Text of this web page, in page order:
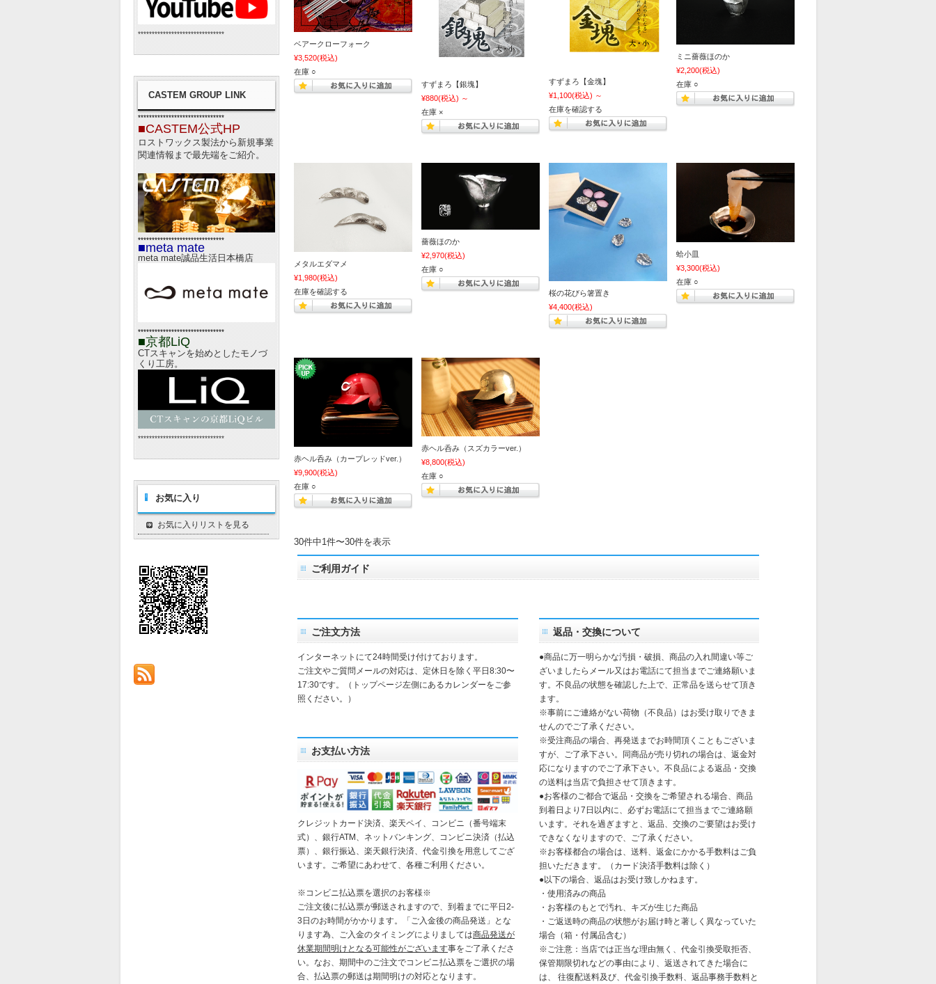
ベアークローフォーク
¥3,520(税込)
在庫 ○
すずまろ【銀塊】
¥880(税込) ～
在庫 ×
すずまろ【金塊】
¥1,100(税込) ～
在庫を確認する
ミニ薔薇ほのか
¥2,200(税込)
在庫 ○
メタルエダマメ
¥1,980(税込)
在庫を確認する
薔薇ほのか
¥2,970(税込)
在庫 ○
桜の花びら箸置き
¥4,400(税込)
蛤小皿
¥3,300(税込)
在庫 ○
赤ヘル呑み（カープレッドver.）
¥9,900(税込)
在庫 ○
赤ヘル呑み（スズカラーver.）
¥8,800(税込)
在庫 ○
30件中1件〜30件を表示
ご利用ガイド
ご注文方法
インターネットにて24時間受け付けております。
ご注文やご質問メールの対応は、定休日を除く平日8:30〜
17:30です。（トップページ左側にあるカレンダーをご参
照ください。）
お支払い方法
クレジットカード決済、楽天ペイ、コンビニ（番号端末
式）、銀行ATM、ネットバンキング、コンビニ決済（払込
票）、銀行振込、楽天銀行決済、代金引換を用意してござ
います。ご希望にあわせて、各種ご利用ください。
※コンビニ払込票を選択のお客様※
ご注文後に払込票が郵送されますので、到着までに平日2-
3日のお時間がかかります。「 ご入金後の商品発送」とな
ります為、ご入金のタイミングによりましては商品発送が
休業期間明けとなる可能性がございます事をご了承くださ
い。なお、期間中のご注文でコンビニ払込票をご選択の場
合、払込票の郵送は期間明けの対応となります。
返品・交換について
●商品に万一明らかな汚損・破損、商品の入れ間違い等ご
ざいましたらメール又はお電話にて担当までご連絡願いま
す。不良品の状態を確認した上で、正常品を送らせて頂き
ます。
※事前にご連絡がない荷物（不良品）はお受け取りできま
せんのでご了承ください。
※受注商品の場合、再発送までお時間頂くこともございま
すが、ご了承下さい。同商品が売り切れの場合は、返金対
応になりますのでご了承下さい。不良品による返品・交換
の送料は当店で負担させて頂きます。
●お客様のご都合で返品・交換をご希望される場合、商品
到着日より7日以内に、必ずお電話にて担当までご連絡願
います。それを過ぎますと、返品、交換のご要望はお受け
できなくなりますので、ご了承ください。
※お客様都合の場合は、送料、返金にかかる手数料はご負
担いただきます。（カード決済手数料は除く）
●以下の場合、返品はお受け致しかねます。
・使用済みの商品
・お客様のもとで汚れ、キズが生じた商品
・ご返送時の商品の状態がお届け時と著しく異なっていた
場合（箱・付属品含む）
※ご注意：当店では正当な理由無く、代金引換受取拒否、
保管期限切れなどの事由により、返送されてきた場合に
は、 往復配送料及び、代金引換手数料、返品事務手数料と
*******************************
CASTEM GROUP LINK
*******************************
■CASTEM公式HP
ロストワックス製法から新規事業
関連情報まで最先端をご紹介。
*******************************
■meta mate
meta mate誠品生活日本橋店
*******************************
■京都LiQ
CTスキャンを始めとしたモノづ
くり工房。
*******************************
お気に入り
お気に入りリストを見る